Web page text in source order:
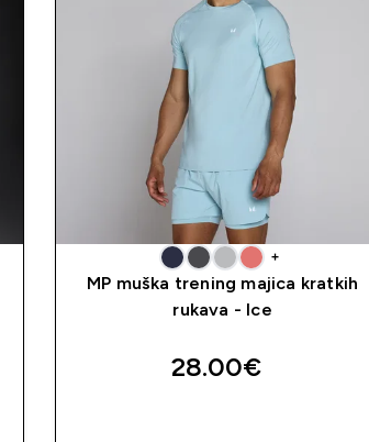
+
MP muška trening majica kratkih
rukava - Ice
28.00€‎